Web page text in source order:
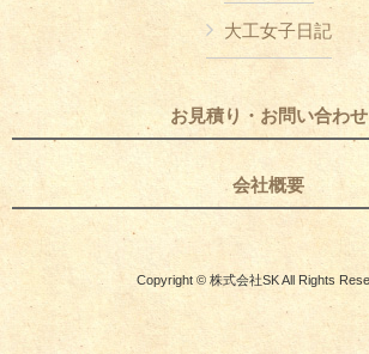
大工女子日記
お見積り・お問い合わせ
会社概要
Copyright © 株式会社SK All Rights